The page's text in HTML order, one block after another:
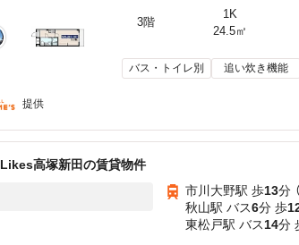
3階
1K
24.5㎡
バス・トイレ別 追い炊き機能
提供
Likes高塚新田の賃貸物件
市川大野駅 歩13分
秋山駅 バス6分 歩
東松戸駅 バス14分